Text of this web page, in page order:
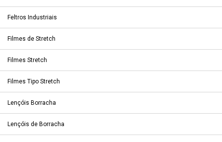
Feltros Industriais
Filmes de Stretch
Filmes Stretch
Filmes Tipo Stretch
Lençóis Borracha
Lençóis de Borracha